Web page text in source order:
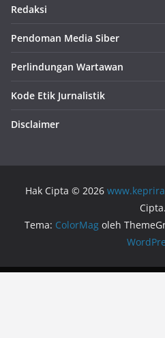
Redaksi
Pendoman Media Siber
Perlindungan Wartawan
Kode Etik Jurnalistik
Disclaimer
Hak Cipta © 2026
Cipta.
Tema: ColorMag oleh